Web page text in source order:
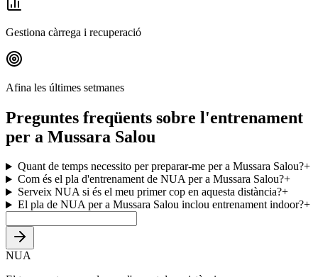
Gestiona càrrega i recuperació
Afina les últimes setmanes
Preguntes freqüents sobre l'entrenament
per a Mussara Salou
Quant de temps necessito per preparar-me per a Mussara Salou?+
Com és el pla d'entrenament de NUA per a Mussara Salou?+
Serveix NUA si és el meu primer cop en aquesta distància?+
El pla de NUA per a Mussara Salou inclou entrenament indoor?+
NUA